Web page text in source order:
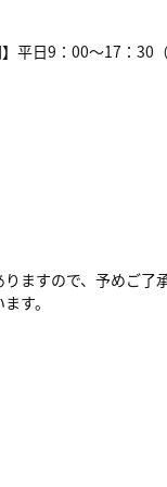
平日9：00～17：30
ますので、予めご了
す。